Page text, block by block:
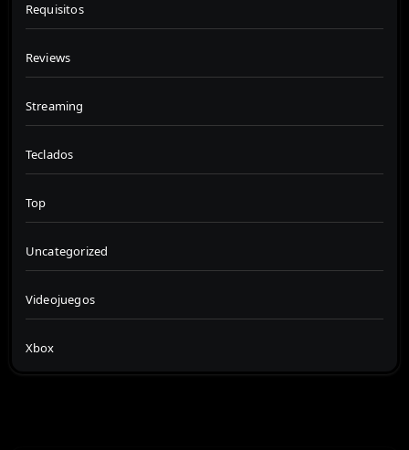
Requisitos
Reviews
Streaming
Teclados
Top
Uncategorized
Videojuegos
Xbox